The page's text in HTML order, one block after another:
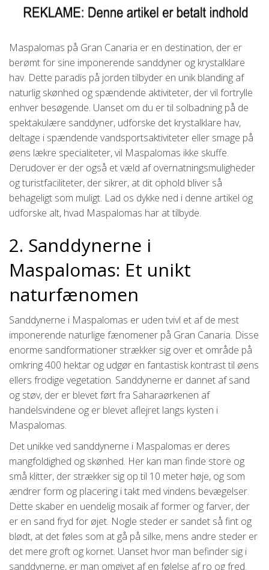
Maspalomas på Gran Canaria er en destination, der er
berømt for sine imponerende sanddyner og krystalklare
hav. Dette paradis på jorden tilbyder en unik blanding af
naturlig skønhed og spændende aktiviteter, der vil fortrylle
enhver besøgende. Uanset om du er til solbadning på de
spektakulære sanddyner, udforske det krystalklare hav,
deltage i spændende vandsportsaktiviteter eller smage på
øens lækre specialiteter, vil Maspalomas ikke skuffe.
Derudover er der også et væld af overnatningsmuligheder
og turistfaciliteter, der sikrer, at dit ophold bliver så
behageligt som muligt. Lad os dykke ned i denne artikel og
udforske alt, hvad Maspalomas har at tilbyde.
2. Sanddynerne i
Maspalomas: Et unikt
naturfænomen
Sanddynerne i Maspalomas er uden tvivl et af de mest
imponerende naturlige fænomener på Gran Canaria. Disse
enorme sandformationer strækker sig over et område på
omkring 400 hektar og udgør en fantastisk kontrast til øens
ellers frodige vegetation. Sanddynerne er dannet af sand
og støv, der er blevet ført fra Saharaørkenen af ​​
handelsvindene og er blevet aflejret langs kysten i
Maspalomas.
Det unikke ved sanddynerne i Maspalomas er deres
mangfoldighed og skønhed. Her kan man finde store og
små klitter, der strækker sig op til 10 meter høje, og som
ændrer form og placering i takt med vindens bevægelser.
Dette skaber en uendelig mosaik af former og farver, der
er en sand fryd for øjet. Nogle steder er sandet så fint og
blødt, at det føles som at gå på silke, mens andre steder er
det mere groft og kornet. Uanset hvor man befinder sig i
sanddynerne, er man omgivet af en følelse af ro og fred.